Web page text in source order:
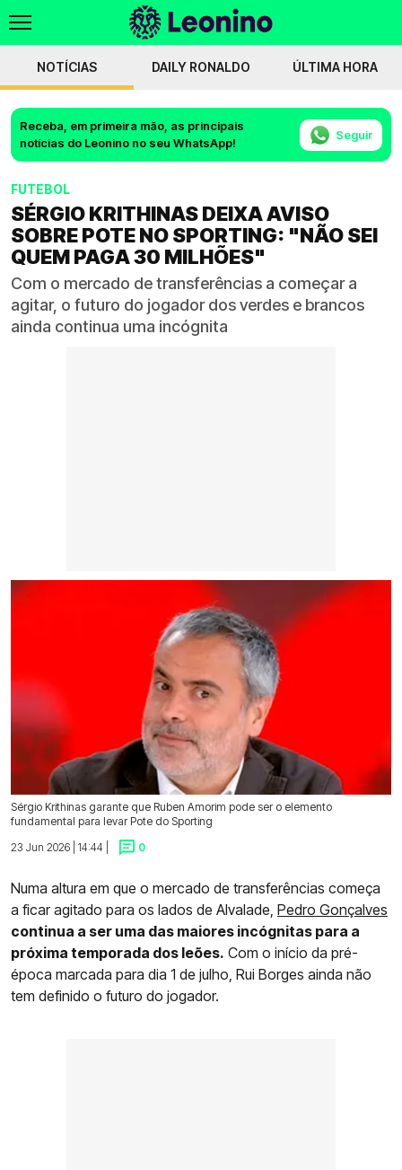
NOTÍCIAS DAILY RONALDO ÚLTIMA HORA
Receba, em primeira mão, as principais
notícias do Leonino no seu WhatsApp!
Seguir
FUTEBOL
SÉRGIO KRITHINAS DEIXA AVISO
SOBRE POTE NO SPORTING: "NÃO SEI
QUEM PAGA 30 MILHÕES"
Com o mercado de transferências a começar a
agitar, o futuro do jogador dos verdes e brancos
ainda continua uma incógnita
Sérgio Krithinas garante que Ruben Amorim pode ser o elemento
fundamental para levar Pote do Sporting
23 Jun 2026 | 14:44 |
0
Numa altura em que o mercado de transferências começa
a ficar agitado para os lados de Alvalade, Pedro Gonçalves
continua a ser uma das maiores incógnitas para a
próxima temporada dos leões. Com o início da pré-
época marcada para dia 1 de julho, Rui Borges ainda não
tem definido o futuro do jogador.